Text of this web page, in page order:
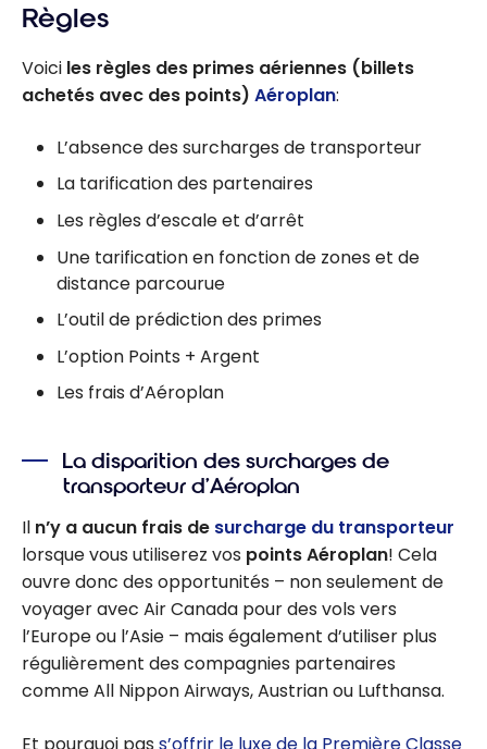
Règles
Voici les règles des primes aériennes (billets
achetés avec des points) Aéroplan:
L’absence des surcharges de transporteur
La tarification des partenaires
Les règles d’escale et d’arrêt
Une tarification en fonction de zones et de
distance parcourue
L’outil de prédiction des primes
L’option Points + Argent
Les frais d’Aéroplan
La disparition des surcharges de
transporteur d’Aéroplan
Il n’y a aucun frais de surcharge du transporteur
lorsque vous utiliserez vos points Aéroplan! Cela
ouvre donc des opportunités – non seulement de
voyager avec Air Canada pour des vols vers
l’Europe ou l’Asie – mais également d’utiliser plus
régulièrement des compagnies partenaires
comme All Nippon Airways, Austrian ou Lufthansa.